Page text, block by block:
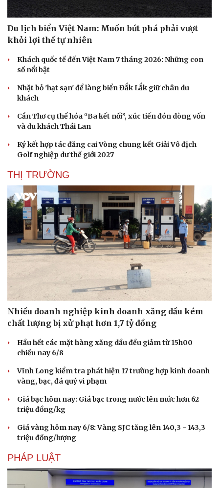
Văn hóa
Sân khấu - Điện ảnh
Văn học
Âm nhạc
Di sản
Giải trí
Nghệ sĩ
Thời trang
Sao Việt
Du lịch biển Việt Nam: Muốn bứt phá phải vượt
khỏi lợi thế tự nhiên
Khách quốc tế đến Việt Nam 7 tháng 2026: Những con
số nổi bật
Nhặt bỏ 'hạt sạn' để làng biển Đắk Lắk giữ chân du
khách
Cần Thơ cụ thể hóa “Ba kết nối”, xúc tiến đón dòng vốn
và du khách Thái Lan
Ký kết hợp tác đăng cai Vòng chung kết Giải Vô địch
Golf nghiệp dư thế giới 2027
THỊ TRƯỜNG
Nhiều doanh nghiệp kinh doanh xăng dầu kém
chất lượng bị xử phạt hơn 1,7 tỷ đồng
Hầu hết các mặt hàng xăng dầu đều giảm từ 15h00
chiều nay 6/8
Vĩnh Long kiểm tra phát hiện 17 trường hợp kinh doanh
vàng, bạc, đá quý vi phạm
Giá bạc hôm nay: Giá bạc trong nước lên mức hơn 62
triệu đồng/kg
Giá vàng hôm nay 6/8: Vàng SJC tăng lên 140,3 - 143,3
triệu đồng/lượng
PHÁP LUẬT